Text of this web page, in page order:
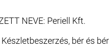
NEVE: Periell Kft.
Készletbeszerzés, bér és